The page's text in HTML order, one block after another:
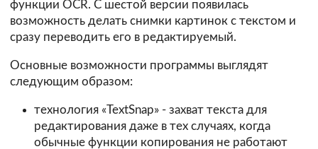
функции OCR. С шестой версии появилась
возможность делать снимки картинок с текстом и
сразу переводить его в редактируемый.
Основные возможности программы выглядят
следующим образом:
технология «TextSnap» - захват текста для
редактирования даже в тех случаях, когда
обычные функции копирования не работают